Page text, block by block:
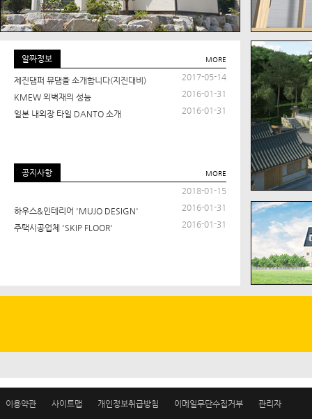
알짜정보
제진댐퍼 뮤댐을 소개합니다(지진대비) 2017-05-14
KMEW 외벽재의 성능 2016-01-31
일본 내외장 타일 DANTO 소개 2016-01-31
MORE
공지사항
2018-01-15
하우스&인테리어 'MUJO DESIGN' 2016-01-31
주택시공업체 'SKIP FLOOR' 2016-01-31
MORE
이용약관 사이트맵 개인정보취급방침 이메일무단수집거부 관리자